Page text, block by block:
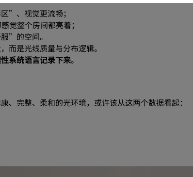
”、视觉更流畅；
觉整个房间都亮着；
”的空间。
而是光线质量与分布逻辑。
系统语言记录下来。
、完整、柔和的光环境，或许该从这两个数据看起：